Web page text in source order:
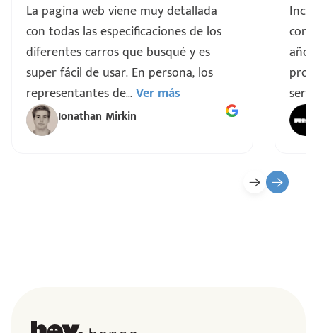
La pagina web viene muy detallada
con todas las especificaciones de los
diferentes carros que busqué y es
super fácil de usar. En persona, los
representantes de...Ver más
Ionathan Mirkin